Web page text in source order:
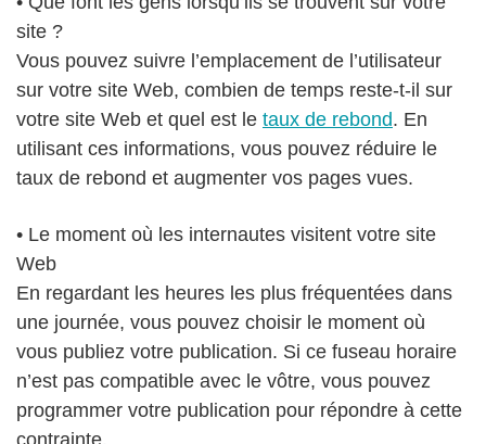
site ?
Vous pouvez suivre l’emplacement de l’utilisateur
sur votre site Web, combien de temps reste-t-il sur
votre site Web et quel est le taux de rebond. En
utilisant ces informations, vous pouvez réduire le
taux de rebond et augmenter vos pages vues.
• Le moment où les internautes visitent votre site
Web
En regardant les heures les plus fréquentées dans
une journée, vous pouvez choisir le moment où
vous publiez votre publication. Si ce fuseau horaire
n’est pas compatible avec le vôtre, vous pouvez
programmer votre publication pour répondre à cette